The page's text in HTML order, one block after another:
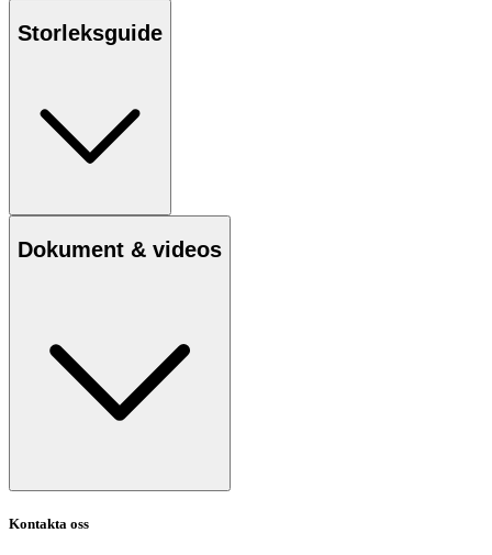
Storleksguide
Dokument & videos
Kontakta oss